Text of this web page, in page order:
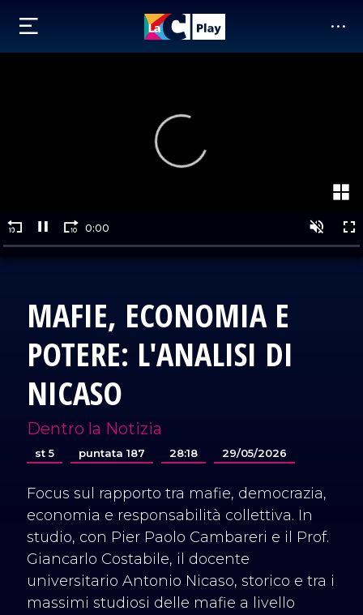
MAFIE, ECONOMIA E
POTERE: L'ANALISI DI
NICASO
Dentro la Notizia
st 5 puntata 187 28:18 29/05/2026
Focus sul rapporto tra mafie, democrazia,
economia e responsabilità collettiva. In
studio, con Pier Paolo Cambareri e il Prof.
Giancarlo Costabile, il docente
universitario Antonio Nicaso, storico e tra i
massimi studiosi delle mafie a livello